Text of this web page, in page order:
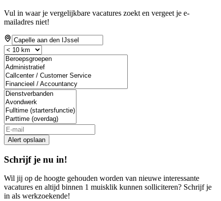
Vul in waar je vergelijkbare vacatures zoekt en vergeet je e-
mailadres niet!
If
you
are
a
human,
ignore
this
field
Alert opslaan
Schrijf je nu in!
Wil jij op de hoogte gehouden worden van nieuwe interessante
vacatures en altijd binnen 1 muisklik kunnen solliciteren? Schrijf je
in als werkzoekende!